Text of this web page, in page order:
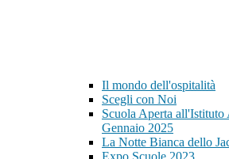
Il mondo dell'ospitalità
Scegli con Noi
Scuola Aperta all'Istituto
Gennaio 2025
La Notte Bianca dello